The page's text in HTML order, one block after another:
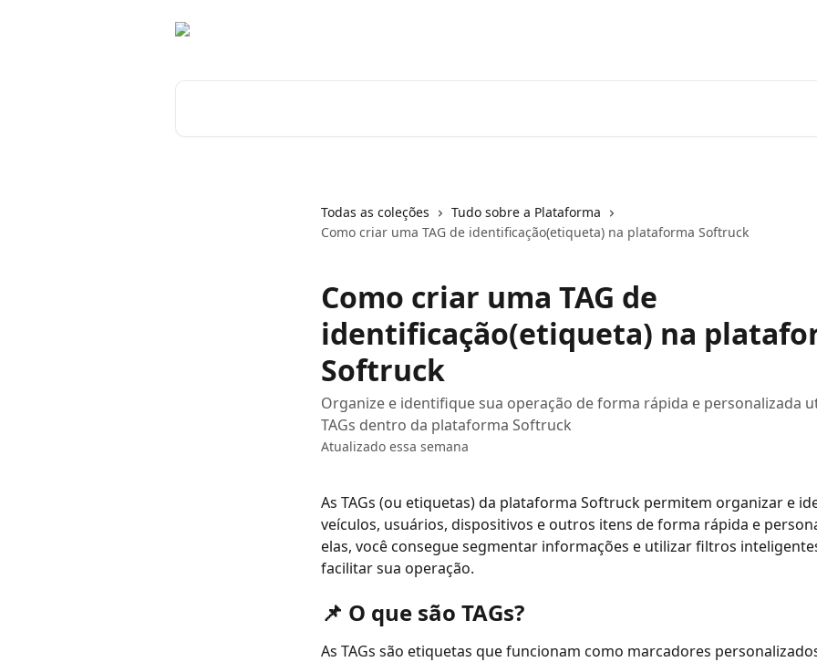
Todas as coleções
Tudo sobre a Plataforma
Como criar uma TAG de identificação(etiqueta) na plataforma Softruck
Como criar uma TAG de
identificação(etiqueta) na
Softruck
Organize e identifique sua operação de forma rápida e personalizada
TAGs dentro da plataforma Softruck
Atualizado essa semana
As TAGs (ou etiquetas) da plataforma Softruck permitem organizar e
veículos, usuários, dispositivos e outros itens de forma rápida e
elas, você consegue segmentar informações e utilizar filtros
facilitar sua operação.
📌 O que são TAGs?
As TAGs são etiquetas que funcionam como marcadores